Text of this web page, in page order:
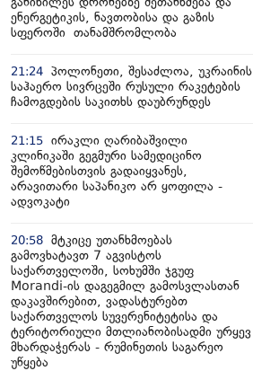
ენერგეტიკის, ნავთობისა და გაზის
სფეროში თანამშრომლობა
21:24 პოლონეთი, შესაძლოა, უკრაინის
საჰაერო სივრცეში რუსული რაკეტების
ჩამოგდების საკითხს დაუბრუნდეს
21:15 ირაკლი ღარიბაშვილი
კლინიკაში გეგმური სამედიცინო
შემოწმებისთვის გადაიყვანეს,
არავითარი საპანიკო არ ყოფილა -
ადვოკატი
20:58 მტკიცე უთანხმოებას
გამოვხატავთ 7 აგვისტოს
საქართველოში, სოხუმში ჯგუფ
Morandi-ის დაგეგმილ გამოსვლასთან
დაკავშირებით, ვადასტურებთ
საქართველოს სუვერენიტეტისა და
ტერიტორიული მთლიანობისადმი ურყევ
მხარდაჭერას - რუმინეთის საგარეო
უწყება